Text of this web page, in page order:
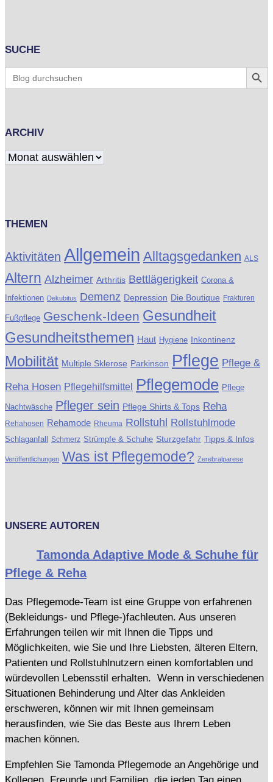
SUCHE
Search
for:
Search
ARCHIV
Archiv
THEMEN
Aktivitäten Allgemein Alltagsgedanken ALS
Altern Alzheimer Arthritis Bettlägerigkeit Corona &
Infektionen Dekubitus Demenz Depression Die Boutique Frakturen
Fußpflege Geschenk-Ideen Gesundheit
Gesundheitsthemen Haut Hygiene Inkontinenz
Mobilität Multiple Sklerose Parkinson Pflege Pflege &
Reha Hosen Pflegehilfsmittel Pflegemode Pflege
Nachtwäsche Pfleger sein Pflege Shirts & Tops Reha
Rehahosen Rehamode Rheuma Rollstuhl Rollstuhlmode
Schlaganfall Schmerz Strümpfe & Schuhe Sturzgefahr Tipps & Infos
Veröffentlichungen Was ist Pflegemode? Zerebralparese
UNSERE AUTOREN
Tamonda Adaptive Mode & Schuhe für
Pflege & Reha
Das Pflegemode-Team ist eine Gruppe von erfahrenen
(Bekleidungs- und Pflege-)fachleuten. Aus unseren
Erfahrungen teilen wir mit Ihnen die Tipps und
Möglichkeiten, wie Sie und Ihre Liebsten, älteren Eltern,
Patienten und Rollstuhlnutzern einen komfortablen und
würdevollen Lebensstil erhalten. Wenn in verschiedenen
Situationen Behinderung und Alter das Ankleiden
erschweren, können wir mit Ihnen gemeinsam
herausfinden, wie Sie das Beste aus Ihrem Leben
machen können.
Empfehlen Sie Tamonda Pflegemode an Angehörige und